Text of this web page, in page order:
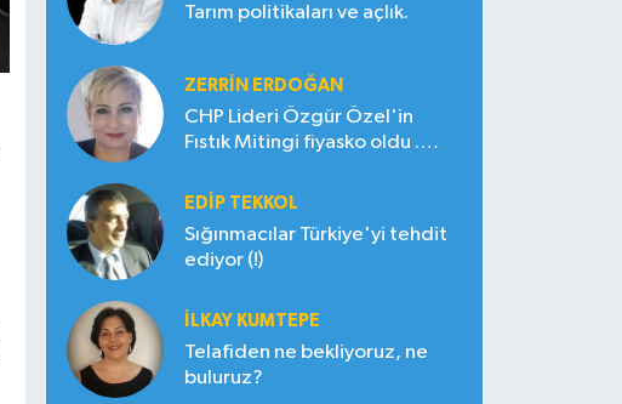
Tarım politikaları ve açlık.
ZERRIN ERDOĞAN
CHP Lideri Özgür Özel'in
Fıstık Mitingi fiyasko oldu .
EDIP TEKKOL
Sığınmacılar Türkiye'yi tehdit
ediyor (!)
İLKAY KUMTEPE
Telafiden ne bekliyoruz, ne
buluruz?